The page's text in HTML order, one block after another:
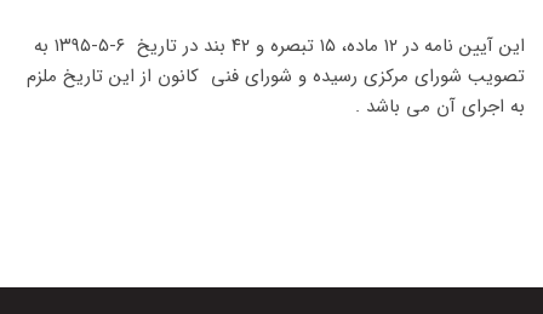
این آیین نامه در ۱۲ ماده، ۱۵ تبصره و ۴۲ بند در تاریخ ۶-۵-۱۳۹۵ به
تصویب شورای مرکزی رسیده و شورای فنی کانون از این تاریخ ملزم
به اجرای آن می باشد .